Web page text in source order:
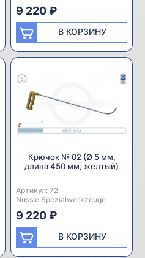
9 220 ₽
В КОРЗИНУ
Крючок № 02 (Ø 5 мм,
длина 450 мм, желтый)
Артикул: 72
Производитель:
Nussle Spezialwerkzeuge
9 220 ₽
В КОРЗИНУ